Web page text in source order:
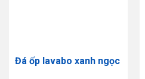
Đá ốp lavabo xanh ngọc